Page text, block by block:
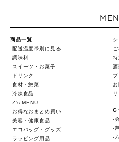
商品一覧
配送温度帯別に見る
調味料
スイーツ・お菓子
ドリンク
食材・惣菜
冷凍食品
Z's MENU
お得なおまとめ買い
美容・健康食品
エコバッグ・グッズ
ラッピング用品
G